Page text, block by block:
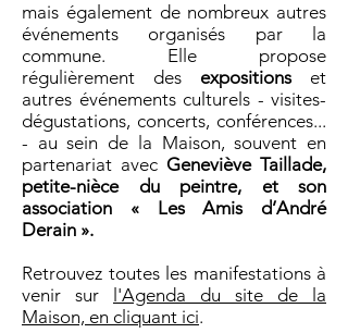
mais également de nombreux autres
événements organisés par la
commune. Elle propose
régulièrement des expositions et
autres événements culturels - visites-
dégustations, concerts, conférences...
- au sein de la Maison, souvent en
partenariat avec Geneviève Taillade,
petite-nièce du peintre, et son
association « Les Amis d’André
Derain ».
Retrouvez toutes les manifestations à
venir sur
l'Agenda du site de la
Maison, en cliquant ici.